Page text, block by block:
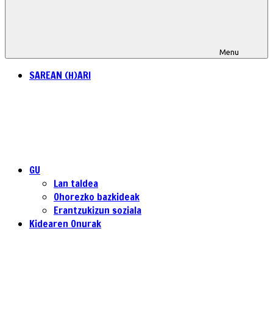
Menu
SAREAN (H)ARI
GU
Lan taldea
Ohorezko bazkideak
Erantzukizun soziala
Kidearen Onurak